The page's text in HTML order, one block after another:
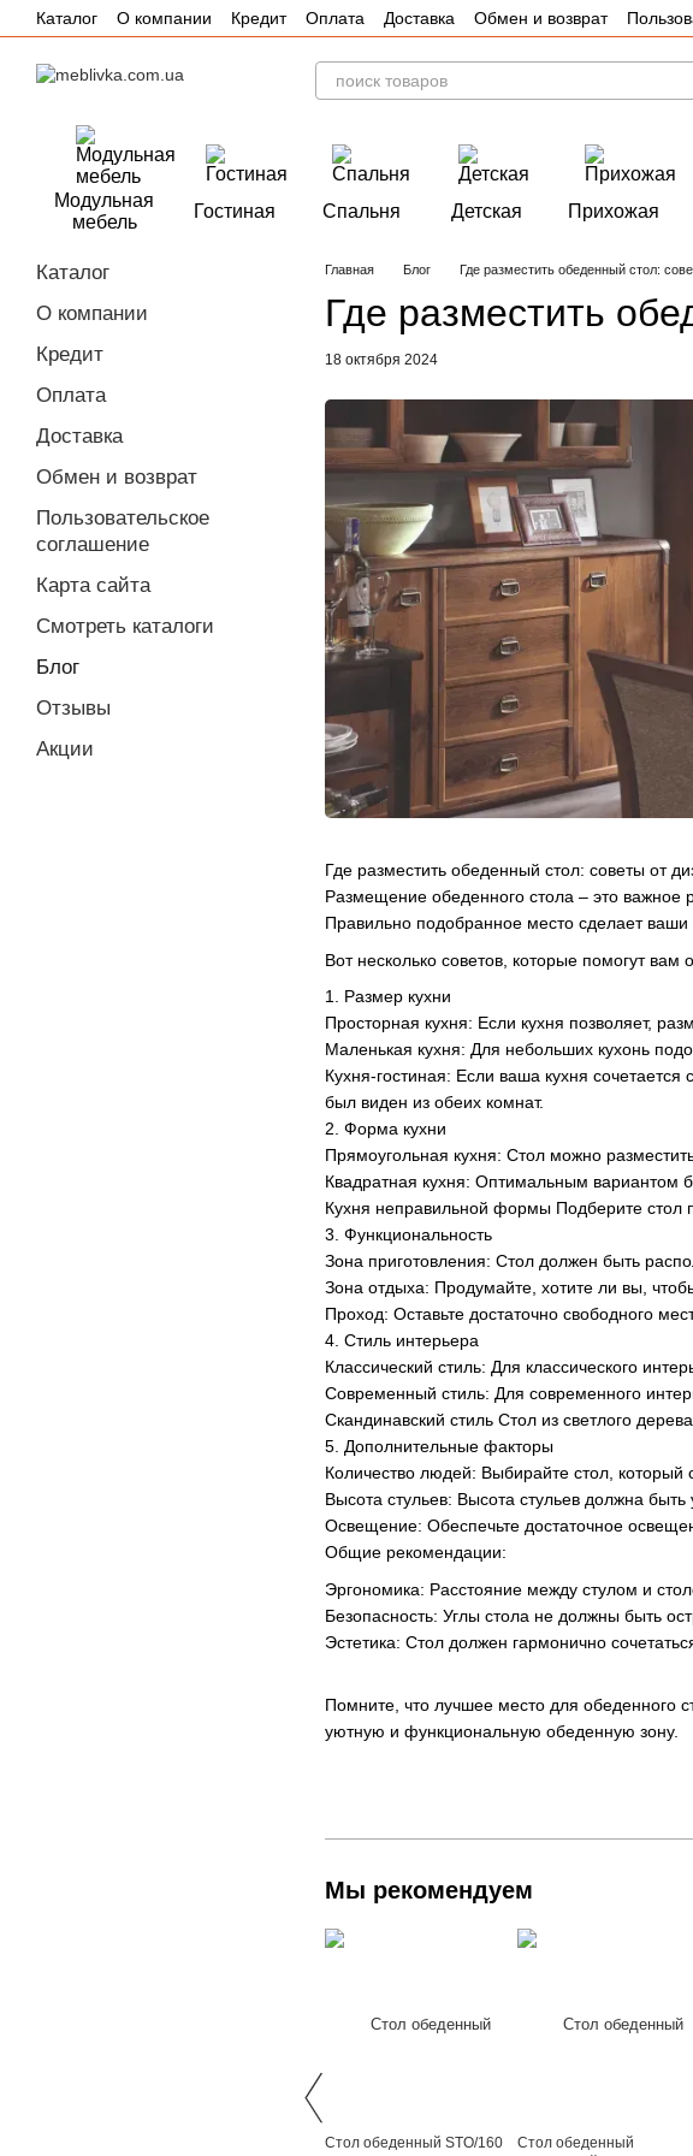
Перейти к основному контенту
Каталог О компании Кредит Оплата Доставка Обмен и возврат
Отзывы
Акции
Модульная
мебель
Гостиная Спальня Детская Прихожая
Главная Блог Где разместить обеденный стол:
Где разместить
18 октября 2024
Где разместить обеденный стол: советы от
Размещение обеденного стола – это
Правильно подобранное место сделает
Вот несколько советов, которые помогут
1. Размер кухни
Просторная кухня: Если кухня позволяет,
Маленькая кухня: Для небольших кухонь
Кухня-гостиная: Если ваша кухня
был виден из обеих комнат.
2. Форма кухни
Прямоугольная кухня: Стол можно
Квадратная кухня: Оптимальным вариантом
Кухня неправильной формы Подберите стол
3. Функциональность
Зона приготовления: Стол должен быть
Зона отдыха: Продумайте, хотите ли вы,
Проход: Оставьте достаточно свободного
4. Стиль интерьера
Классический стиль: Для классического
Современный стиль: Для современного
Скандинавский стиль Стол из светлого
5. Дополнительные факторы
Количество людей: Выбирайте стол, который
Высота стульев: Высота стульев должна
Освещение: Обеспечьте достаточное
Общие рекомендации:
Эргономика: Расстояние между стулом и
Безопасность: Углы стола не должны быть
Эстетика: Стол должен гармонично
Помните, что лучшее место для обеденного
уютную и функциональную обеденную зону.
Мы рекомендуем
Стол обеденный STO/160
Стол обеденный
Каталог
О компании
Кредит
Оплата
Доставка
Обмен и возврат
Пользовательское
соглашение
Карта сайта
Смотреть каталоги
Блог
Отзывы
Акции